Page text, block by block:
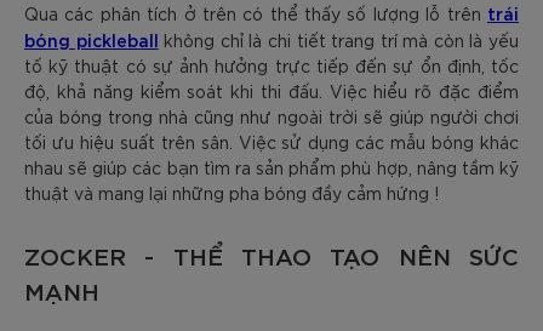
Qua các phân tích ở trên có thể thấy số lượng lỗ trên trái
bóng pickleball không chỉ là chi tiết trang trí mà còn là yếu
tố kỹ thuật có sự ảnh hưởng trực tiếp đến sự ổn định, tốc
độ, khả năng kiểm soát khi thi đấu. Việc hiểu rõ đặc điểm
của bóng trong nhà cũng như ngoài trời sẽ giúp người chơi
tối ưu hiệu suất trên sân. Việc sử dụng các mẫu bóng khác
nhau sẽ giúp các bạn tìm ra sản phẩm phù hợp, nâng tầm kỹ
thuật và mang lại những pha bóng đầy cảm hứng !
ZOCKER - THỂ THAO TẠO NÊN SỨC
MẠNH